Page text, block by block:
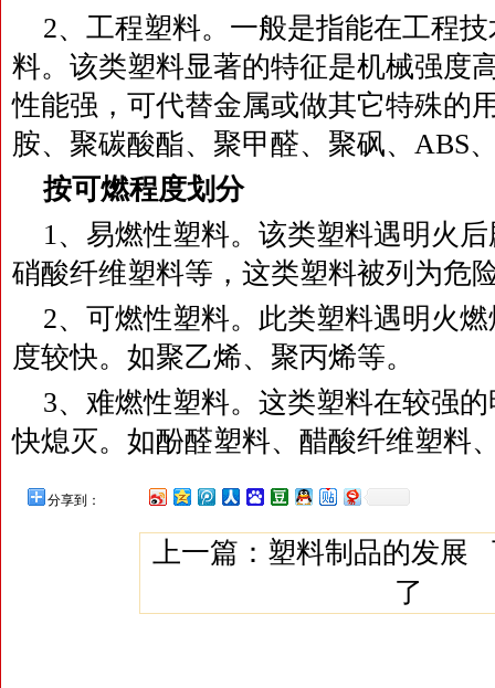
2、工程塑料。一般是指能在工程
料。该类塑料显著的特征是机械强度
性能强，可代替金属或做其它特殊的
胺、聚碳酸酯、聚甲醛、聚砜、ABS
按可燃程度划分
1、易燃性塑料。该类塑料遇明火
硝酸纤维塑料等，这类塑料被列为危
2、可燃性塑料。此类塑料遇明火
度较快。如聚乙烯、聚丙烯等。
3、难燃性塑料。这类塑料在较强
快熄灭。如酚醛塑料、醋酸纤维塑料
分享到：
上一篇： 塑料制品的发展
了